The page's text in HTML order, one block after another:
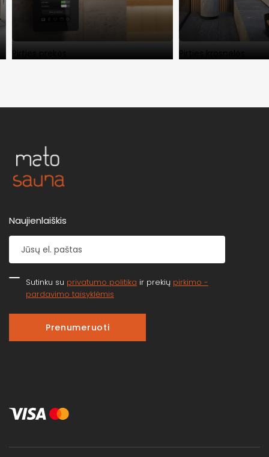
Pirties prekės Pirties krosnelės
Naujienlaiškis
Sutinku su privatumo politika ir prekių pirkimo -
pardavimo taisyklėmis
Prenumeruoti